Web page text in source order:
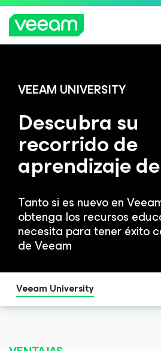
actualización de contenido
INFO
RMA
CIÓN
VEEAM UNIVERSITY
Descubra su
recorrido de
aprendizaje
Tanto si es nuevo en
obtenga los recursos
necesita para tener éxito
de Veeam
Veeam University